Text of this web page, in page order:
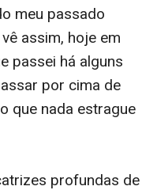
meu passado
assim, hoje em
passei há alguns
por cima de
que nada estrague
profundas de